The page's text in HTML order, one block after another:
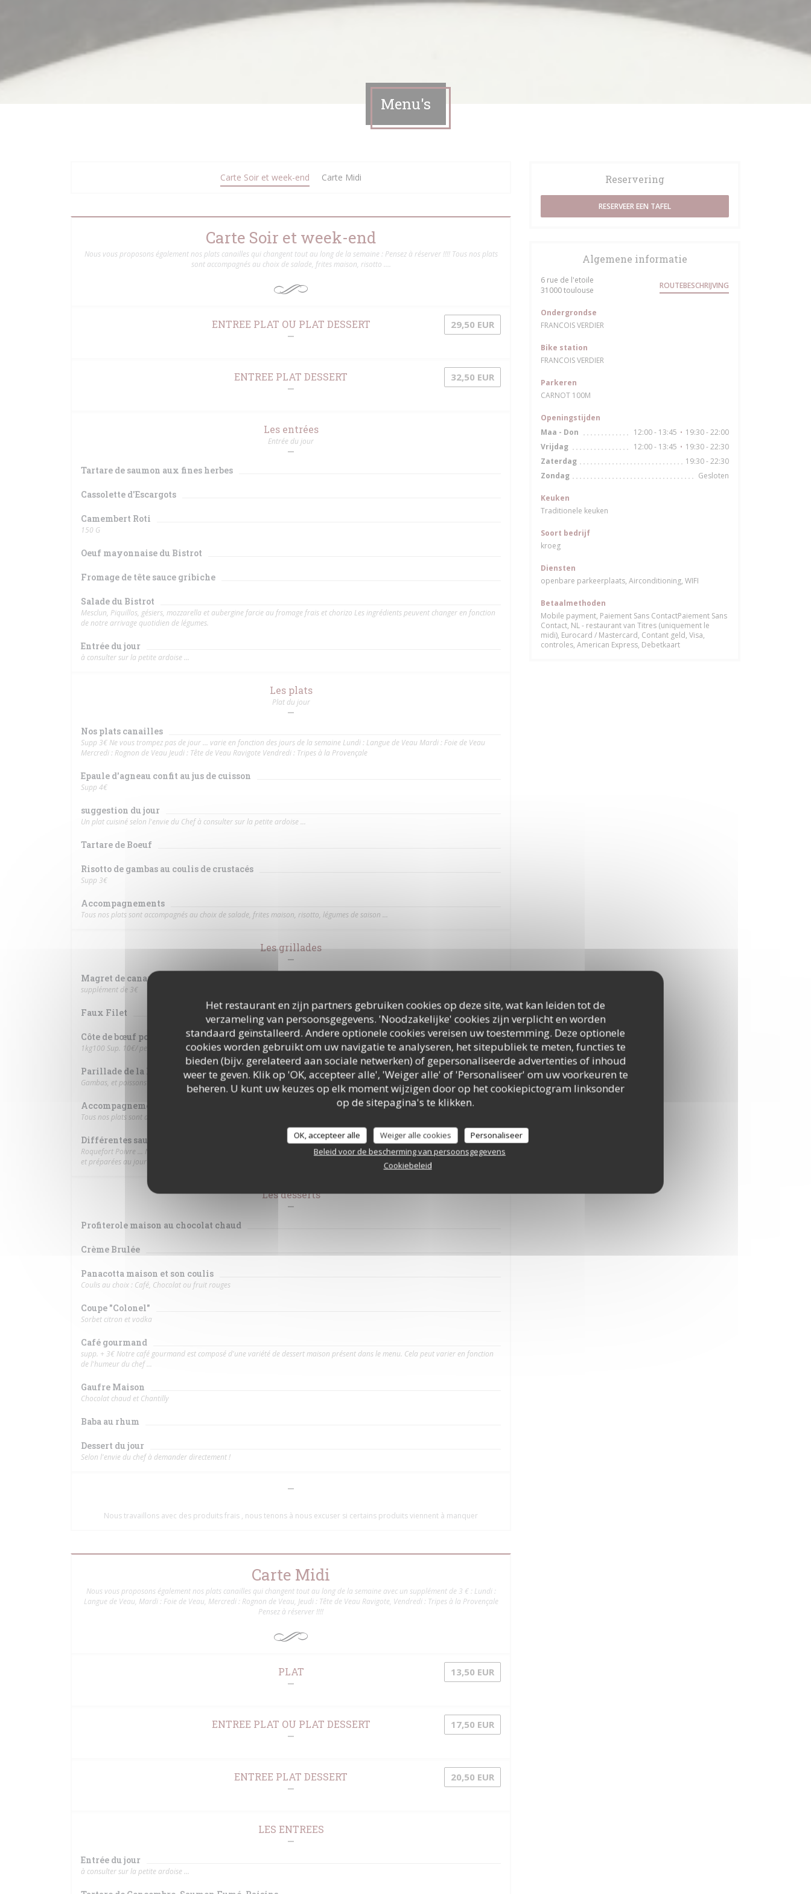
Het restaurant en zijn partners gebruiken cookies op deze site, wat kan leiden tot de
verzameling van persoonsgegevens. 'Noodzakelijke' cookies zijn verplicht en worden
standaard geïnstalleerd. Andere optionele cookies vereisen uw toestemming. Deze optionele
cookies worden gebruikt om uw navigatie te analyseren, het sitepubliek te meten, functies te
bieden (bijv. gerelateerd aan sociale netwerken) of gepersonaliseerde advertenties of inhoud
weer te geven. Klik op 'OK, accepteer alle', 'Weiger alle' of 'Personaliseer' om uw voorkeuren te
beheren. U kunt uw keuzes op elk moment wijzigen door op het cookiepictogram linksonder
op de sitepagina's te klikken.
OK, accepteer alle Weiger alle cookies
Personaliseer
Beleid voor de bescherming van persoonsgegevens
Cookiebeleid
Menu's
Carte Soir et week-end Carte Midi
Carte Soir et week-end
Nous vous proposons également nos plats canailles qui changent tout au long de la semaine : Pensez à réserver !!!! Tous nos plats
sont accompagnés au choix de salade, frites maison, risotto ….
ENTREE PLAT OU PLAT DESSERT 29,50 EUR
ENTREE PLAT DESSERT 32,50 EUR
Les entrées
Entrée du jour
Tartare de saumon aux fines herbes
Cassolette d'Escargots
Camembert Roti
150 G
Oeuf mayonnaise du Bistrot
Fromage de tête sauce gribiche
Salade du Bistrot
Mesclun, Piquillos, gésiers, mozzarella et aubergine farcie au fromage frais et chorizo Les ingrédients peuvent changer en fonction
de notre arrivage quotidien de légumes.
Entrée du jour
à consulter sur la petite ardoise ...
Les plats
Plat du jour
Nos plats canailles
Supp 3€ Ne vous trompez pas de jour ... varie en fonction des jours de la semaine Lundi : Langue de Veau Mardi : Foie de Veau
Mercredi : Rognon de Veau Jeudi : Tête de Veau Ravigote Vendredi : Tripes à la Provençale
Epaule d'agneau confit au jus de cuisson
Supp 4€
suggestion du jour
Un plat cuisiné selon l'envie du Chef à consulter sur la petite ardoise ...
Tartare de Boeuf
Risotto de gambas au coulis de crustacés
Supp 3€
Accompagnements
Tous nos plats sont accompagnés au choix de salade, frites maison, risotto, légumes de saison ...
Les grillades
Magret de canard grillé
supplément de 3€
Faux Filet
Côte de bœuf pour 2 personnes
1kg100 Sup. 10€/ pers
Parillade de la Mer
Gambas, et poissons suivant arrivage N'hésitez pas à demander à votre arrivée Supp 3€
Accompagnements
Tous nos plats sont accompagnés au choix de salade, frites maison, risotto ...
Différentes sauces vous sont proposées pour accompagner vos grillades
Roquefort Poivre ... N'hésitez pas à demander !!! Tout supplément de sauce vous sera facturé 1.00 € Nos sauces sont faites maison
et préparées au jour le jour
Les desserts
Profiterole maison au chocolat chaud
Crème Brulée
Panacotta maison et son coulis
Coulis au choix : Café, Chocolat ou fruit rouges
Coupe "Colonel"
Sorbet citron et vodka
Café gourmand
supp. + 3€ Notre café gourmand est composé d'une variété de dessert maison présent dans le menu. Cela peut varier en fonction
de l'humeur du chef ...
Gaufre Maison
Chocolat chaud et Chantilly
Baba au rhum
Dessert du jour
Selon l'envie du chef à demander directement !
Nous travaillons avec des produits frais , nous tenons à nous excuser si certains produits viennent à manquer
Carte Midi
Nous vous proposons également nos plats canailles qui changent tout au long de la semaine avec un supplément de 3 € : Lundi :
Langue de Veau, Mardi : Foie de Veau, Mercredi : Rognon de Veau, Jeudi : Tête de Veau Ravigote, Vendredi : Tripes à la Provençale
Pensez à réserver !!!!
PLAT 13,50 EUR
ENTREE PLAT OU PLAT DESSERT 17,50 EUR
ENTREE PLAT DESSERT 20,50 EUR
LES ENTREES
Entrée du jour
à consulter sur la petite ardoise ...
Reservering
RESERVEER EEN TAFEL
Algemene informatie
6 rue de l'etoile
31000 toulouse ((opent in een nieuw venster))ROUTEBESCHRIJVING
Ondergrondse
FRANCOIS VERDIER
Bike station
FRANCOIS VERDIER
Parkeren
CARNOT 100M
Openingstijden
Maa - Don 12:00 - 13:45 • 19:30 - 22:00
Vrijdag
12:00 - 13:45 • 19:30 - 22:30
Zaterdag
19:30 - 22:30
Zondag
Gesloten
Keuken
Traditionele keuken
Soort bedrijf
kroeg
Diensten
openbare parkeerplaats, Airconditioning, WIFI
Betaalmethoden
Mobile payment, Paiement Sans ContactPaiement Sans
Contact, NL - restaurant van Titres (uniquement le
midi), Eurocard / Mastercard, Contant geld, Visa,
controles, American Express, Debetkaart